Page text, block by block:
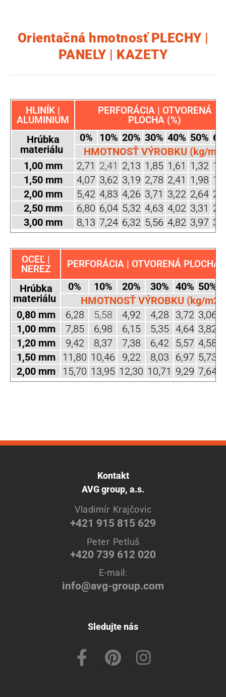
Orientačná hmotnosť PLECHY |
PANELY | KAZETY
HLINÍK |
ALUMINIUM
PERFORÁCIA | OTVORENÁ
PLOCHA (%)
Hrúbka
materiálu
0% 10% 20% 30% 40% 50%
HMOTNOSŤ VÝROBKU (kg/m2)
1,00 mm
2,71 2,41 2,13 1,85 1,61 1,32
1,50 mm
4,07 3,62 3,19 2,78 2,41 1,98
2,00 mm
5,42 4,83 4,26 3,71 3,22 2,64
2,50 mm
6,80 6,04 5,32 4,63 4,02 3,31
3,00 mm
8,13 7,24 6,32 5,56 4,82 3,97
OCEĽ |
NEREZ
PERFORÁCIA | OTVORENÁ PLOCHA
Hrúbka
materiálu
0% 10% 20% 30% 40% 50%
HMOTNOSŤ VÝROBKU (kg/m2)
0,80 mm
6,28 5,58 4,92 4,28 3,72 3,06
1,00 mm
7,85 6,98 6,15 5,35 4,64 3,82
1,20 mm
9,42 8,37 7,38 6,42 5,57 4,58
1,50 mm
11,80 10,46 9,22 8,03 6,97 5,73
2,00 mm
15,70 13,95 12,30 10,71 9,29 7,64
Kontakt
AVG group, a.s.
Vladimír Krajčovic
+421 915 815 629
Peter Petluš
+420 739 612 020
E-mail:
info@avg-group.com
Sledujte nás